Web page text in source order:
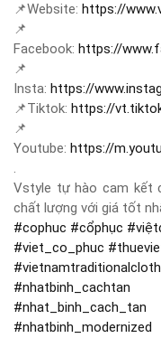
📌Website: https://
Facebook: https://
📌
Insta: https://
📌Tiktok: https://
📌
Youtube: https://
.
Vstyle tự hào cam kết
chất lượng với giá tốt
#cophuc #cổphục #
#viet_co_phuc #
#
#nhatbinh_cachtan
#nhat_binh_cach_tan
#nhatbinh_modernized